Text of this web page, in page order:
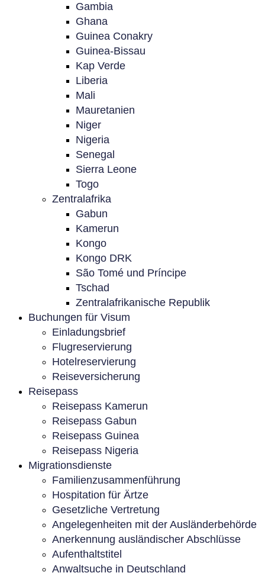
Gambia
Ghana
Guinea Conakry
Guinea-Bissau
Kap Verde
Liberia
Mali
Mauretanien
Niger
Nigeria
Senegal
Sierra Leone
Togo
Zentralafrika
Gabun
Kamerun
Kongo
Kongo DRK
São Tomé und Príncipe
Tschad
Zentralafrikanische Republik
Buchungen für Visum
Einladungsbrief
Flugreservierung
Hotelreservierung
Reiseversicherung
Reisepass
Reisepass Kamerun
Reisepass Gabun
Reisepass Guinea
Reisepass Nigeria
Migrationsdienste
Familienzusammenführung
Hospitation für Ärtze
Gesetzliche Vertretung
Angelegenheiten mit der Ausländerbehörde
Anerkennung ausländischer Abschlüsse
Aufenthaltstitel
Anwaltsuche in Deutschland